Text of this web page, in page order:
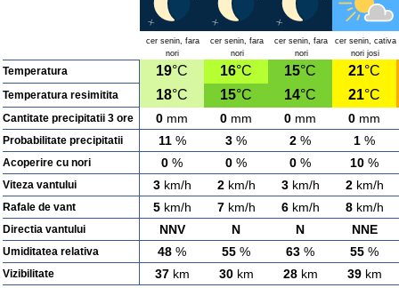
cer senin, fara
nori
cer senin, fara
nori
cer senin, fara
nori
cer senin, cativa
nori josi
Temperatura 19°C 16°C 15°C 21°C
Temperatura resimitita 18°C 15°C 14°C 21°C
Cantitate precipitatii 3 ore 0 mm 0 mm 0 mm 0 mm
Probabilitate precipitatii 11% 3 % 2 % 1 %
Acoperire cu nori 0 % 0 % 0 % 10 %
Viteza vantului 3km/h 2km/h 3km/h 2km/h
Rafale de vant 5km/h 7km/h 6km/h 8km/h
Directia vantului NNV N N NNE
Umiditatea relativa 48 % 55 % 63 % 55 %
Vizibilitate 37km 30km 28km 39km